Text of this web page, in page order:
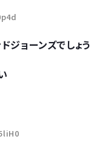
ジョーンズでしょう